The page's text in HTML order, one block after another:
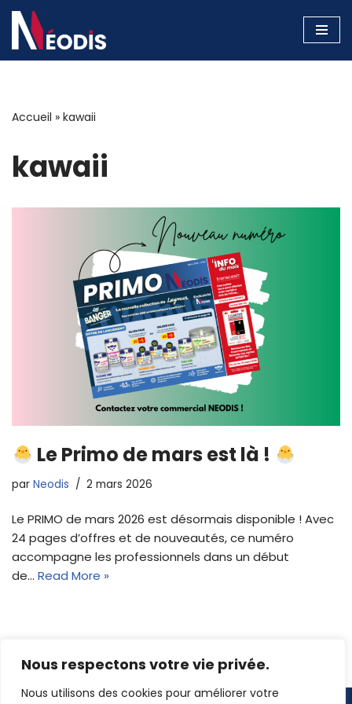
Nous respectons votre vie privée.
Nous utilisons des cookies pour améliorer votre
Aller
au
Accueil » kawaii
kawaii
Le Primo de mars est là !
par Neodis 2 mars 2026
Le PRIMO de mars 2026 est désormais disponible ! Avec
24 pages d’offres et de nouveautés, ce numéro
accompagne les professionnels dans un début
de… Read More »